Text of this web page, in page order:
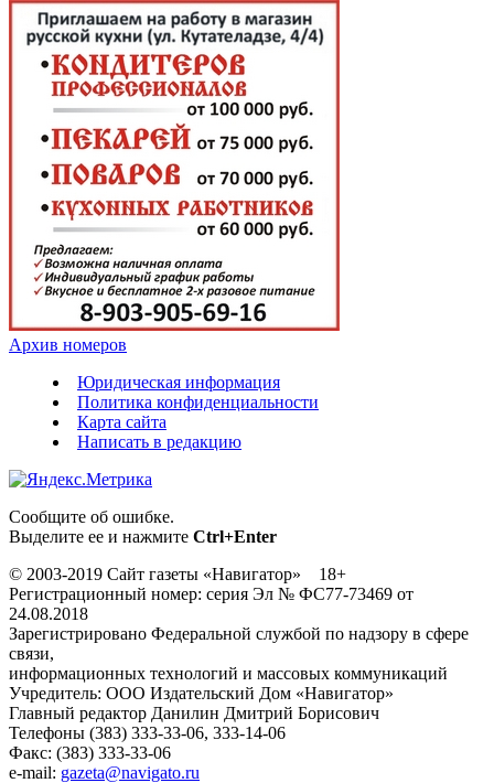
Архив номеров
Юридическая информация
Политика конфиденциальности
Карта сайта
Написать в редакцию
Сообщите об ошибке.
Выделите ее и нажмите Ctrl+Enter
© 2003-2019 Сайт газеты «Навигатор» 18+
Регистрационный номер: серия Эл № ФС77-73469 от
24.08.2018
Зарегистрировано Федеральной службой по надзору в сфере
связи,
информационных технологий и массовых коммуникаций
Учредитель: ООО Издательский Дом «Навигатор»
Главный редактор Данилин Дмитрий Борисович
Телефоны (383) 333-33-06, 333-14-06
Факс: (383) 333-33-06
e-mail: gazeta@navigato.ru